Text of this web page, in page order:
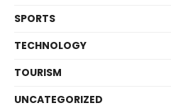
SPORTS
TECHNOLOGY
TOURISM
UNCATEGORIZED